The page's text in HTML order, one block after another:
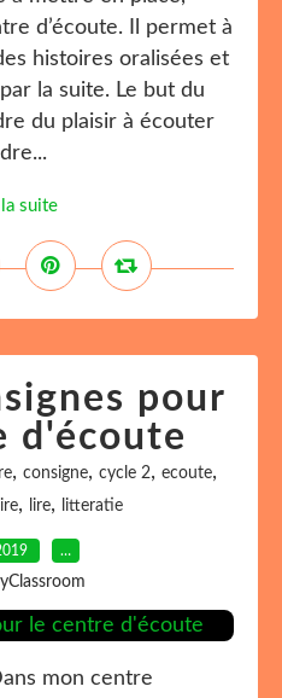
d’écoute. Il permet à
histoires oralisées et
la suite. Le but du
du plaisir à écouter
suite
pour
d'écoute
, consigne, cycle 2, ecoute,
, lire, litteratie
…
mon centre